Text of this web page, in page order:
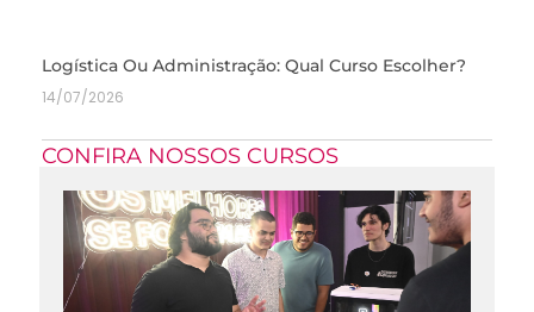
Logística Ou Administração: Qual Curso Escolher?
14/07/2026
CONFIRA NOSSOS CURSOS